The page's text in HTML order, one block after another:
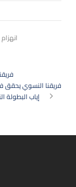
انهزام فريق
إياب البطولة